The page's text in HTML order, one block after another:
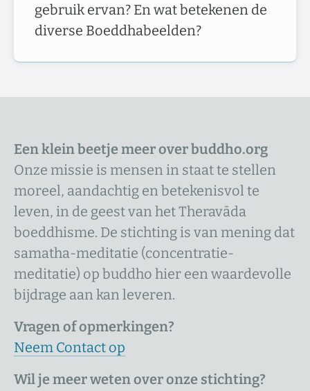
gebruik ervan? En wat betekenen de
diverse Boeddhabeelden?
Een klein beetje meer over buddho.org
Onze missie is mensen in staat te stellen
moreel, aandachtig en betekenisvol te
leven, in de geest van het Theravāda
boeddhisme. De stichting is van mening dat
samatha-meditatie (concentratie-
meditatie) op buddho hier een waardevolle
bijdrage aan kan leveren.
Vragen of opmerkingen?
Neem Contact op
Wil je meer weten over onze stichting?